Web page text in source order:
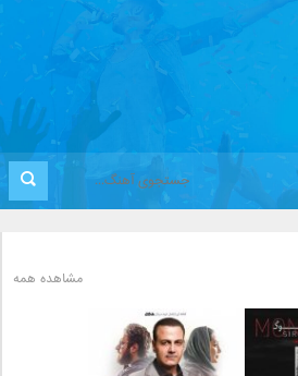
مشاهده همه